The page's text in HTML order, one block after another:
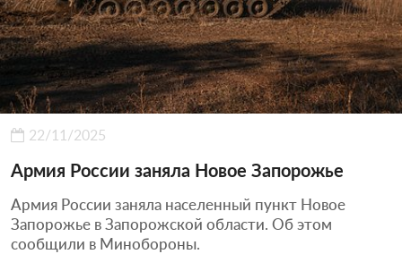
22/11/2025
Армия России заняла Новое Запорожье
Армия России заняла населенный пункт Новое
Запорожье в Запорожской области. Об этом
сообщили в Минобороны.